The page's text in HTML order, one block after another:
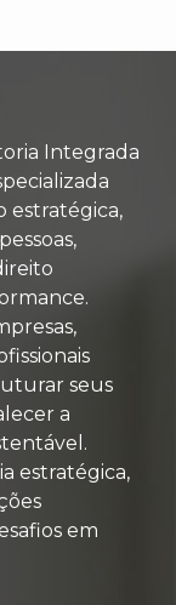
Integrada
estratégica,
seus
a
estratégica,
em